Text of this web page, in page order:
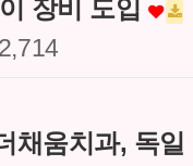
장비 도입
채움치과, 독